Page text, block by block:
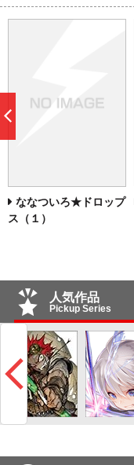
ななついろ★ドロップ
ス（１）
人気作品
Pickup Series